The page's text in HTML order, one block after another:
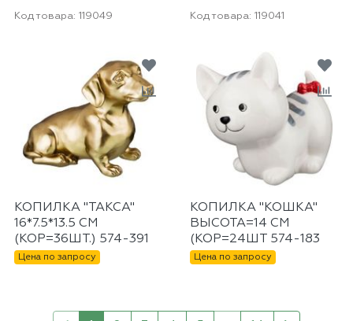
Код товара: 119049
КОПИЛКА "ТАКСА"
16*7.5*13.5 СМ
(КОР=36ШТ.) 574-391
Цена по запросу
Код товара: 119041
КОПИЛКА "КОШКА"
ВЫСОТА=14 СМ
(КОР=24ШТ 574-183
Цена по запросу